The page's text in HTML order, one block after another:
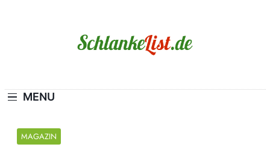
MENU
MAGAZIN